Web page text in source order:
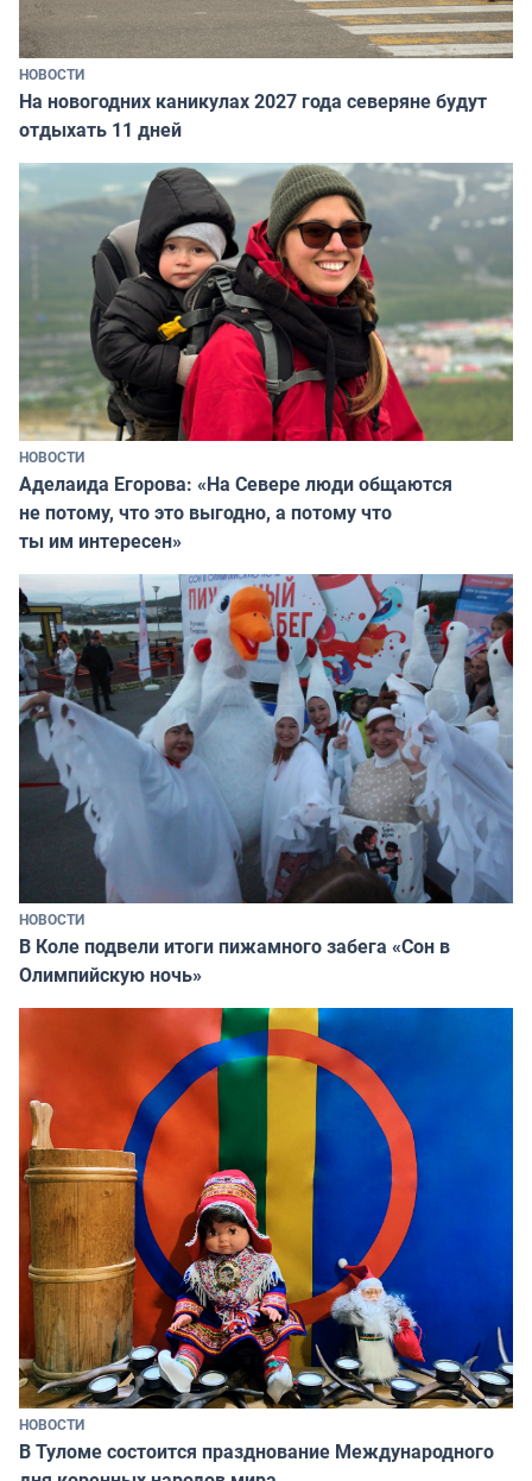
НОВОСТИ
На новогодних каникулах 2027 года северяне будут
отдыхать 11 дней
НОВОСТИ
Аделаида Егорова: «На Севере люди общаются
не потому, что это выгодно, а потому что
ты им интересен»
НОВОСТИ
В Коле подвели итоги пижамного забега «Сон в
Олимпийскую ночь»
НОВОСТИ
В Туломе состоится празднование Международного